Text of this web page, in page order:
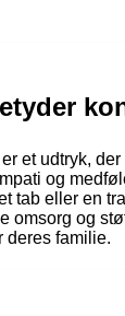
et udtryk,
og
tab eller en
omsorg og
deres familie.